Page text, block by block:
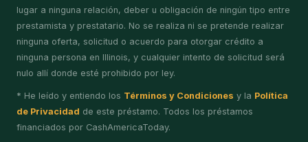
lugar a ninguna relación, deber u obligación de ningún tipo entre
prestamista y prestatario. No se realiza ni se pretende realizar
ninguna oferta, solicitud o acuerdo para otorgar crédito a
ninguna persona en Illinois, y cualquier intento de solicitud será
nulo allí donde esté prohibido por ley.
* He leído y entiendo los Términos y Condiciones y la Política
de Privacidad de este préstamo. Todos los préstamos
financiados por CashAmericaToday.